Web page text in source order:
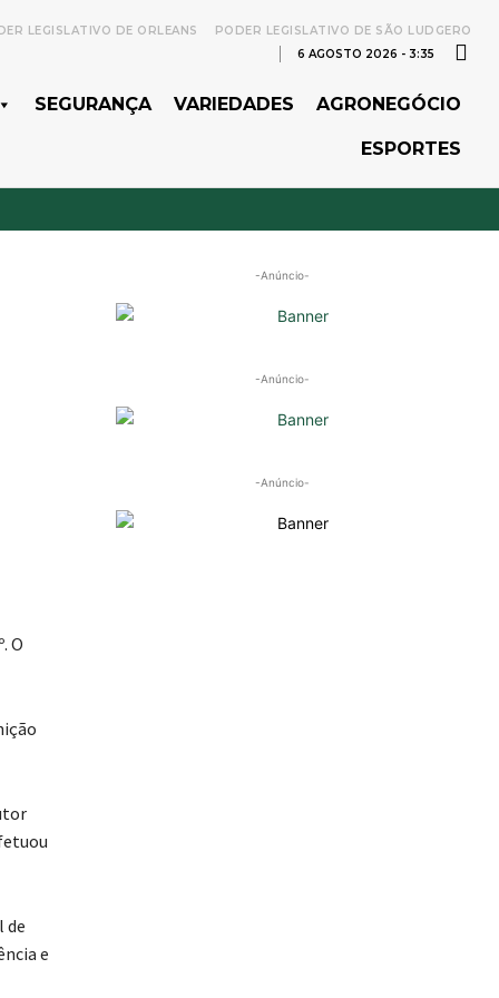
LEGISLATIVO DE ORLEANS
PODER LEGISLATIVO DE SÃO LUDGERO
6 AGOSTO 2026 - 3:35
SEGURANÇA VARIEDADES AGRONEGÓCIO
ESPORTES
O
de
e
-Anúncio-
-Anúncio-
-Anúncio-